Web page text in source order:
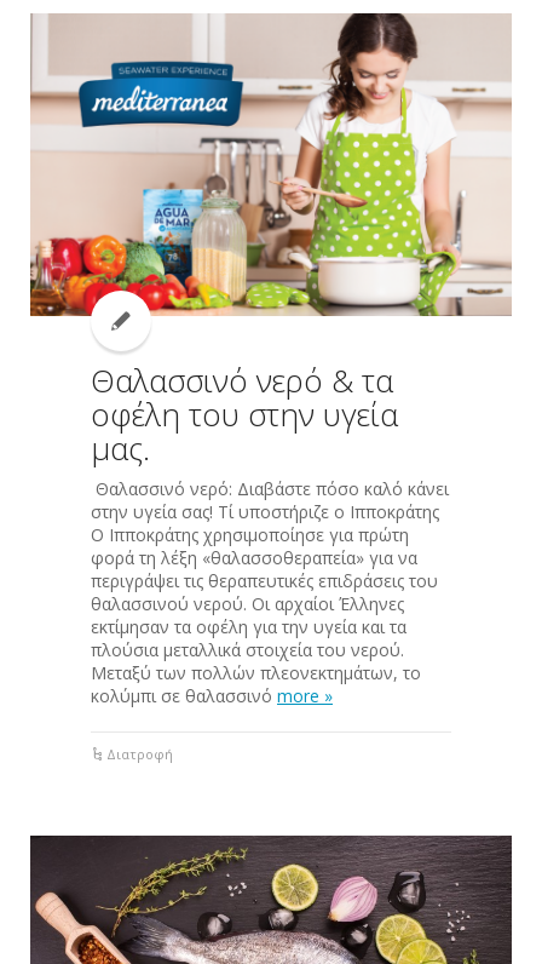
Θαλασσινό νερό & τα
οφέλη του στην υγεία
μας.
Θαλασσινό νερό: Διαβάστε πόσο καλό κάνει
στην υγεία σας! Τί υποστήριζε ο Ιπποκράτης
Ο Ιπποκράτης χρησιμοποίησε για πρώτη
φορά τη λέξη «θαλασσοθεραπεία» για να
περιγράψει τις θεραπευτικές επιδράσεις του
θαλασσινού νερού. Οι αρχαίοι Έλληνες
εκτίμησαν τα οφέλη για την υγεία και τα
πλούσια μεταλλικά στοιχεία του νερού.
Μεταξύ των πολλών πλεονεκτημάτων, το
κολύμπι σε θαλασσινό more »
Διατροφή